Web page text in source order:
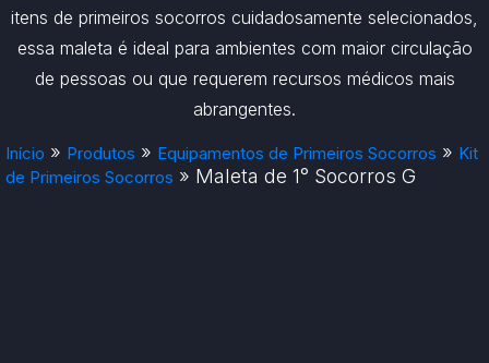
itens de primeiros socorros cuidadosamente selecionados,
essa maleta é ideal para ambientes com maior circulação
de pessoas ou que requerem recursos médicos mais
abrangentes.
Início » Produtos » Equipamentos de Primeiros Socorros » Kit
de Primeiros Socorros » Maleta de 1° Socorros G